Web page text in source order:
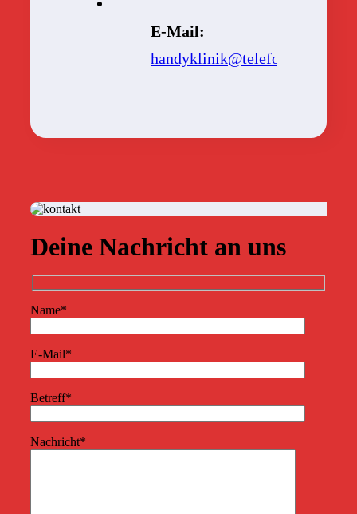
E-Mail:
handyklinik@telefonic.com
Deine Nachricht an uns
Name*
E-Mail*
Betreff*
Nachricht*